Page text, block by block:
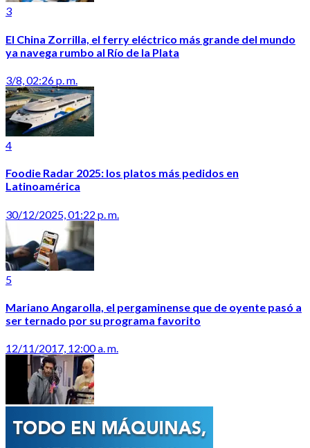
3
El China Zorrilla, el ferry eléctrico más grande del mundo
ya navega rumbo al Río de la Plata
3/8, 02:26 p. m.
4
Foodie Radar 2025: los platos más pedidos en
Latinoamérica
30/12/2025, 01:22 p. m.
5
Mariano Angarolla, el pergaminense que de oyente pasó a
ser ternado por su programa favorito
12/11/2017, 12:00 a. m.